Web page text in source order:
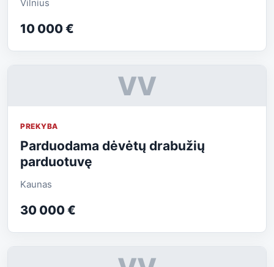
Vilnius
10 000 €
VV
PREKYBA
Parduodama dėvėtų drabužių
parduotuvę
Kaunas
30 000 €